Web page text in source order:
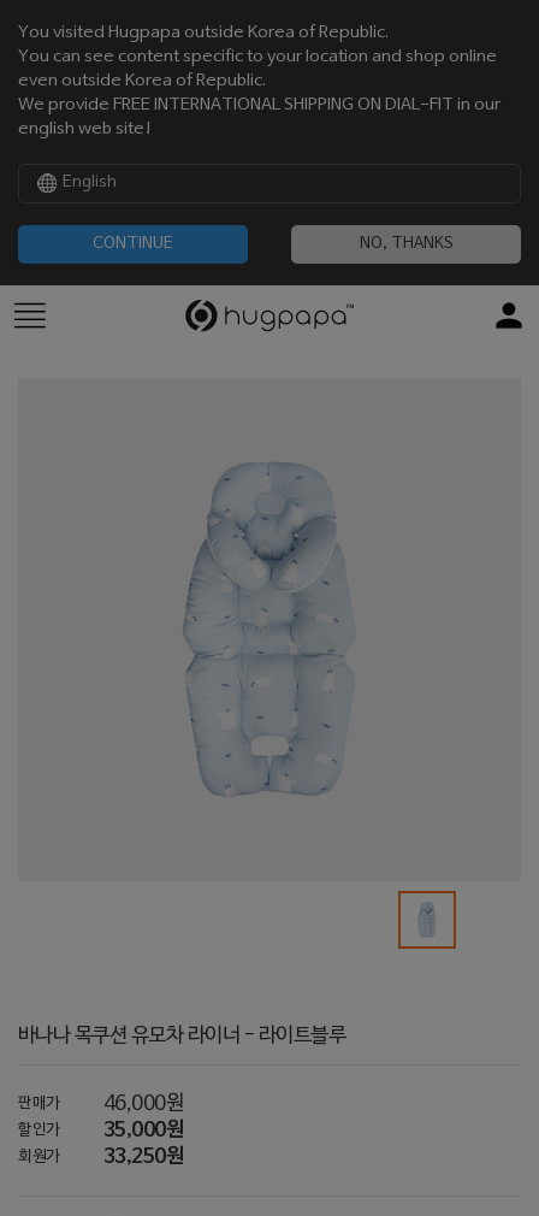
You visited Hugpapa outside Korea of Republic.
You can see content specific to your location and shop online
even outside Korea of Republic.
We provide FREE INTERNATIONAL SHIPPING ON DIAL-FIT in our
english web site!
English
CONTINUE NO, THANKS
바나나 목쿠션 유모차 라이너 - 라이트블루
판매가 46,000원
할인가 35,000원
회원가 33,250원